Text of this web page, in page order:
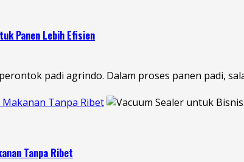
Panen Lebih Efisien
padi agrindo. Dalam proses panen padi,
Tanpa Ribet
Tanpa Ribet